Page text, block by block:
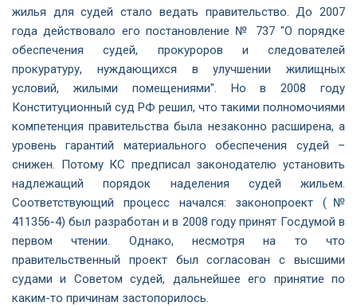
жилья для судей стало ведать правительство. До 2007
года действовало его постановление № 737 "О порядке
обеспечения судей, прокуроров и следователей
прокуратуру, нуждающихся в улучшении жилищных
условий, жилыми помещениями". Но в 2008 году
Конституционный суд РФ решил, что такими полномочиями
компетенция правительства была незаконно расширена, а
уровень гарантий материального обеспечения судей –
снижен. Потому КС предписал законодателю установить
надлежащий порядок наделения судей жильем.
Соответствующий процесс начался: законопроект (№
411356-4) был разработан и в 2008 году принят Госдумой в
первом чтении. Однако, несмотря на то что
правительственный проект был согласован с высшими
судами и Советом судей, дальнейшее его принятие по
каким-то причинам застопорилось.